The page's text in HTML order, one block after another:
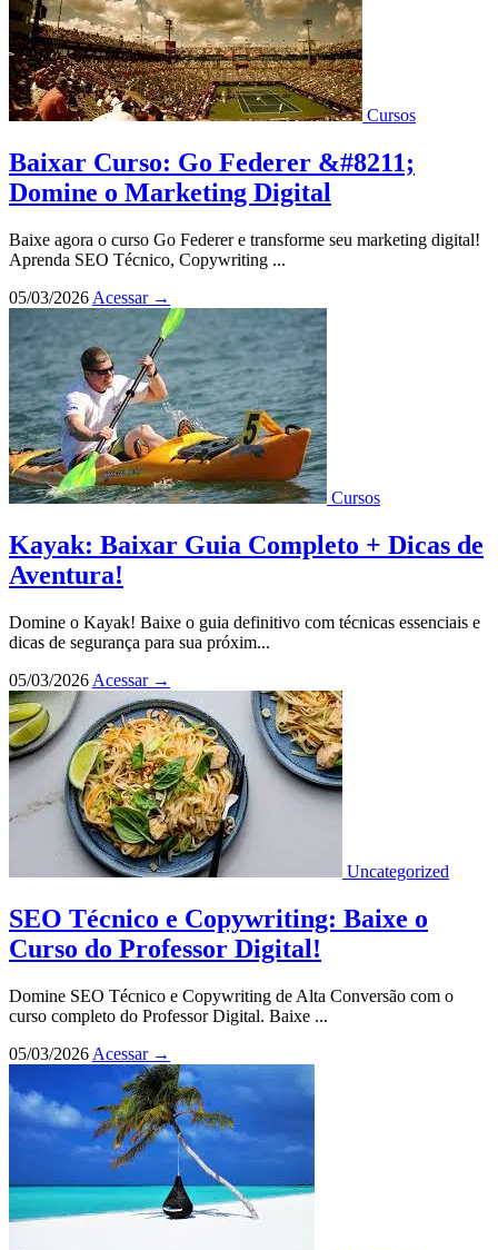
Cursos
Baixar Curso: Go Federer &#8211;
Domine o Marketing Digital
Baixe agora o curso Go Federer e transforme seu marketing digital!
Aprenda SEO Técnico, Copywriting ...
05/03/2026 Acessar →
Cursos
Kayak: Baixar Guia Completo + Dicas de
Aventura!
Domine o Kayak! Baixe o guia definitivo com técnicas essenciais e
dicas de segurança para sua próxim...
05/03/2026 Acessar →
Uncategorized
SEO Técnico e Copywriting: Baixe o
Curso do Professor Digital!
Domine SEO Técnico e Copywriting de Alta Conversão com o
curso completo do Professor Digital. Baixe ...
05/03/2026 Acessar →